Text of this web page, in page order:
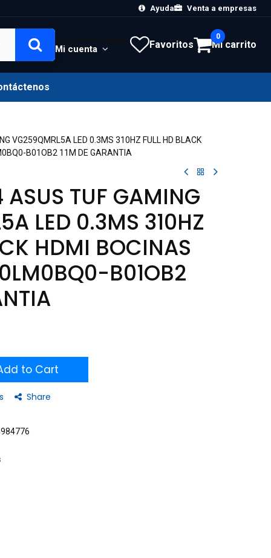
Ayuda Venta a empresas
Mi cuenta Favoritos Mi carrito
0
VG259QMRL5A LED 0.3MS 310HZ FULL HD BLACK
B01OB2 11M DE GARANTIA
TUF GAMING
LED 0.3MS 310HZ
HDMI BOCINAS
B01OB2
to Cart
Share